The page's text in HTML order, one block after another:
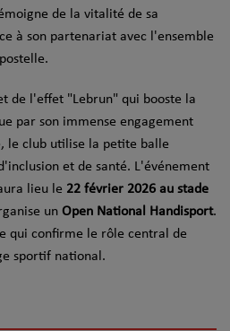
de la vitalité de sa
à son partenariat avec l'ensemble
de l'effet "Lebrun" qui booste la
par son immense engagement
le club utilise la petite balle
et de santé. L'événement
lieu le 22 février 2026 au stade
un Open National Handisport.
qui confirme le rôle central de
sportif national.